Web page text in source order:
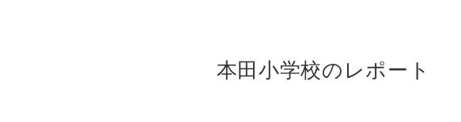
本田小学校のレポート